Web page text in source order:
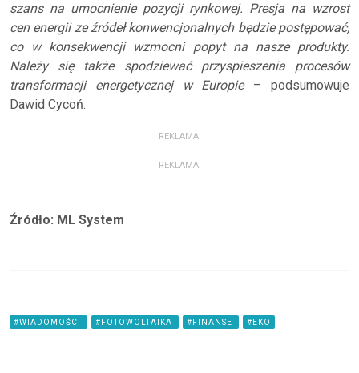
szans na umocnienie pozycji rynkowej. Presja na wzrost
cen energii ze źródeł konwencjonalnych będzie postępować,
co w konsekwencji wzmocni popyt na nasze produkty.
Należy się także spodziewać przyspieszenia procesów
transformacji energetycznej w Europie– podsumowuje
Dawid Cycoń.
REKLAMA:
REKLAMA:
Źródło: ML System
#WIADOMOŚCI #FOTOWOLTAIKA #FINANSE #EKO